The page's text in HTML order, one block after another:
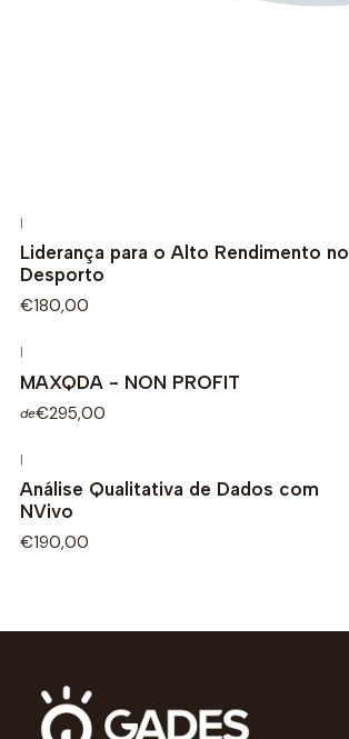
|
Liderança para o Alto Rendimento no
Desporto
€180,00
|
MAXQDA - NON PROFIT
de€295,00
|
Análise Qualitativa de Dados com
NVivo
€190,00